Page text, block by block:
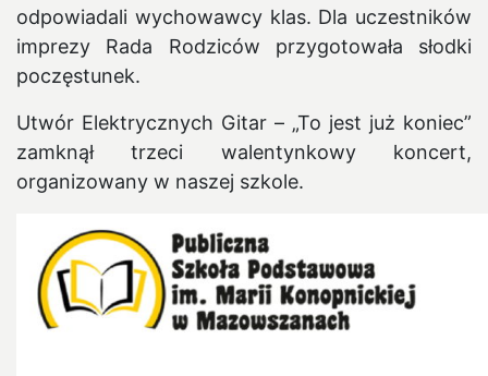
odpowiadali wychowawcy klas. Dla uczestników
imprezy Rada Rodziców przygotowała słodki
poczęstunek.
Utwór Elektrycznych Gitar – „To jest już koniec”
zamknął trzeci walentynkowy koncert,
organizowany w naszej szkole.